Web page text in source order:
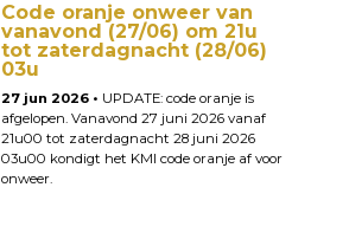
Code oranje onweer van
vanavond (27/06) om 21u
tot zaterdagnacht (28/06)
03u
27 jun 2026 • UPDATE: code oranje is
afgelopen. Vanavond 27 juni 2026 vanaf
21u00 tot zaterdagnacht 28 juni 2026
03u00 kondigt het KMI code oranje af voor
onweer.